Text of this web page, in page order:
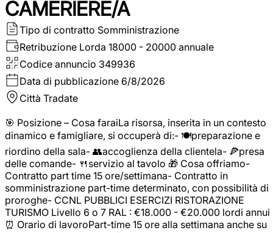
CAMERIERE/A
Tipo di contratto Somministrazione
Retribuzione Lorda 18000 - 20000 annuale
Codice annuncio 349936
Data di pubblicazione 6/8/2026
Città Tradate
🎯 Posizione – Cosa faraiLa risorsa, inserita in un contesto
dinamico e famigliare, si occuperà di:- 🍽️preparazione e
riordino della sala- 👥accoglienza della clientela- 🍕presa
delle comande- 🍴servizio al tavolo 🎁 Cosa offriamo-
Contratto part time 15 ore/settimana- Contratto in
somministrazione part-time determinato, con possibilità di
proroghe- CCNL PUBBLICI ESERCIZI RISTORAZIONE
TURISMO Livello 6 o 7 RAL : €18.000 - €20.000 lordi annui
⏰ Orario di lavoroPart-time 15 ore alla settimana anche su